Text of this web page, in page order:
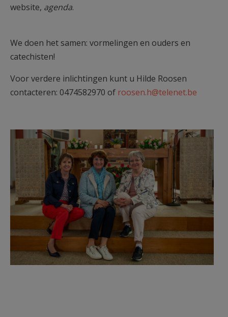
website, agenda.
We doen het samen: vormelingen en ouders en
catechisten!
Voor verdere inlichtingen kunt u Hilde Roosen
contacteren: 0474582970 of roosen.h@telenet.be
Vormsel Bekkevoort 2024
catechisten.jpg